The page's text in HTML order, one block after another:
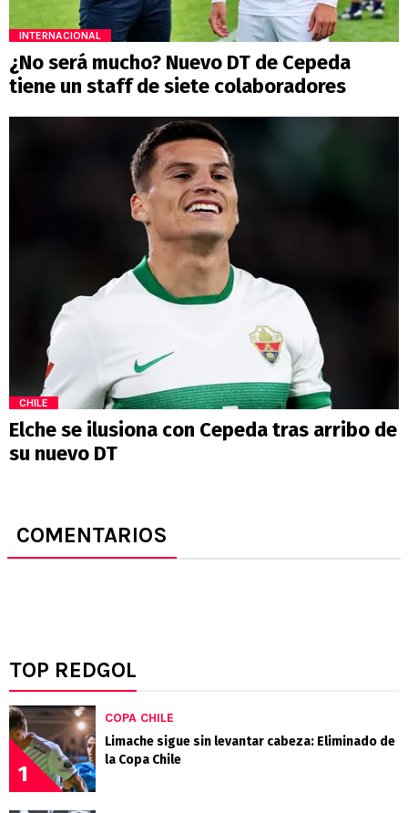
INTERNACIONAL
¿No será mucho? Nuevo DT de Cepeda
tiene un staff de siete colaboradores
CHILE
Elche se ilusiona con Cepeda tras arribo de
su nuevo DT
COMENTARIOS
TOP REDGOL
1
COPA CHILE
Limache sigue sin levantar cabeza: Eliminado de
la Copa Chile